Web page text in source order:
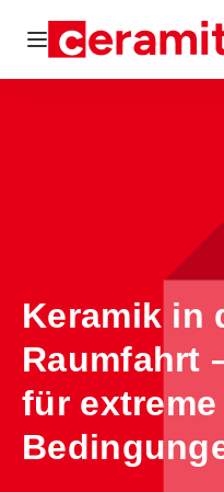
Navigation öffnen
Keramik in
Raumfahrt
für extreme